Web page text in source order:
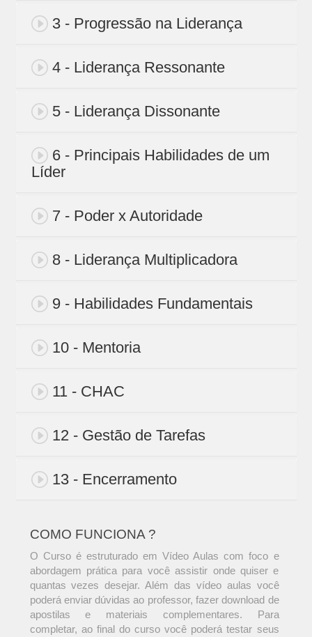
3 - Progressão na Liderança
4 - Liderança Ressonante
5 - Liderança Dissonante
6 - Principais Habilidades de um
Líder
7 - Poder x Autoridade
8 - Liderança Multiplicadora
9 - Habilidades Fundamentais
10 - Mentoria
11 - CHAC
12 - Gestão de Tarefas
13 - Encerramento
COMO FUNCIONA ?
O Curso é estruturado em Vídeo Aulas com foco e
abordagem prática para você assistir onde quiser e
quantas vezes desejar. Além das vídeo aulas você
poderá enviar dúvidas ao professor, fazer download de
apostilas e materiais complementares. Para
completar, ao final do curso você poderá testar seus